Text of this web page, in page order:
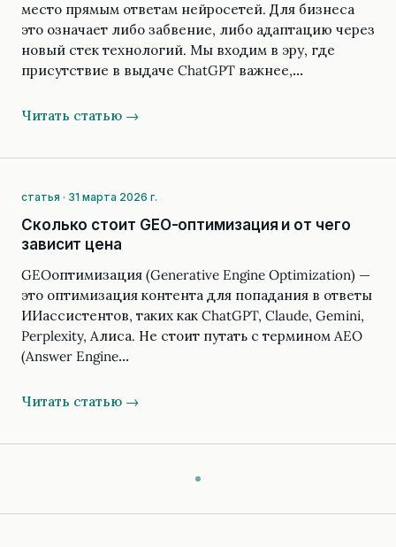
место прямым ответам нейросетей. Для бизнеса
это означает либо забвение, либо адаптацию через
новый стек технологий. Мы входим в эру, где
присутствие в выдаче ChatGPT важнее,…
Читать статью →
статья · 31 марта 2026 г.
Сколько стоит GEO-оптимизация и от чего
зависит цена
GEOоптимизация (Generative Engine Optimization) —
это оптимизация контента для попадания в ответы
ИИассистентов, таких как ChatGPT, Claude, Gemini,
Perplexity, Алиса. Не стоит путать с термином AEO
(Answer Engine…
Читать статью →